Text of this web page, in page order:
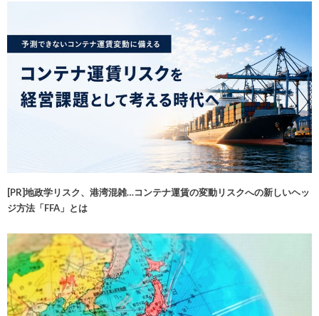
[PR]地政学リスク、港湾混雑…コンテナ運賃の変動リスクへの新しいヘッ
ジ方法「FFA」とは